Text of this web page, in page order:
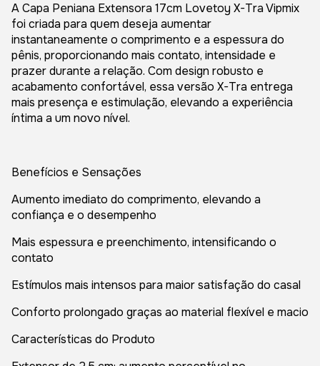
A Capa Peniana Extensora 17cm Lovetoy X-Tra Vipmix
foi criada para quem deseja aumentar
instantaneamente o comprimento e a espessura do
pênis, proporcionando mais contato, intensidade e
prazer durante a relação. Com design robusto e
acabamento confortável, essa versão X-Tra entrega
mais presença e estimulação, elevando a experiência
íntima a um novo nível.
Benefícios e Sensações
Aumento imediato do comprimento, elevando a
confiança e o desempenho
Mais espessura e preenchimento, intensificando o
contato
Estímulos mais intensos para maior satisfação do casal
Conforto prolongado graças ao material flexível e macio
Características do Produto